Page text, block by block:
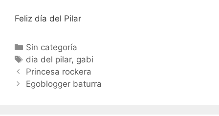
Feliz día del Pilar
Categorías
Sin categoría
Etiquetas
dia del pilar, gabi
Navegación
de
Princesa rockera
Egoblogger baturra